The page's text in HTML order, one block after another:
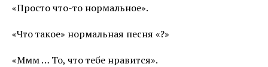
«Просто что-то нормальное».
«Что такое» нормальная песня «?»
«Ммм … То, что тебе нравится».